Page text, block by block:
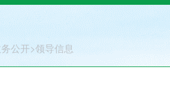
公开>领导信息